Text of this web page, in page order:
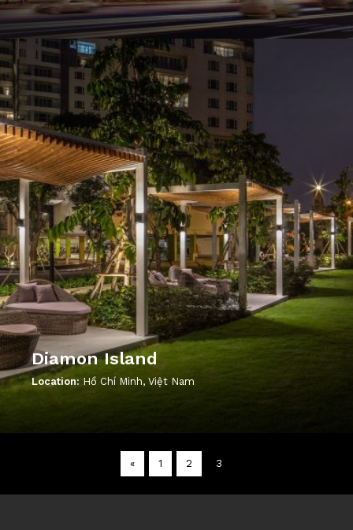
';
Diamon Island
Location: Hồ Chí Minh, Việt Nam
« 1 2 3